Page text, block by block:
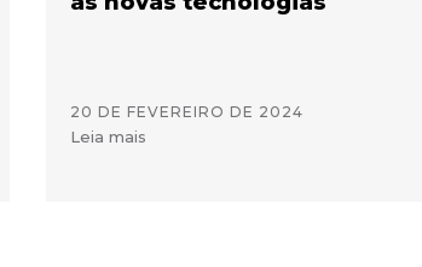
20 DE FEVEREIRO DE 2024
Leia mais